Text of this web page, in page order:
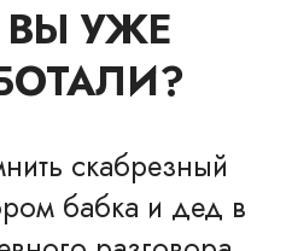
ВЫ УЖЕ
скабрезный
бабка и дед в